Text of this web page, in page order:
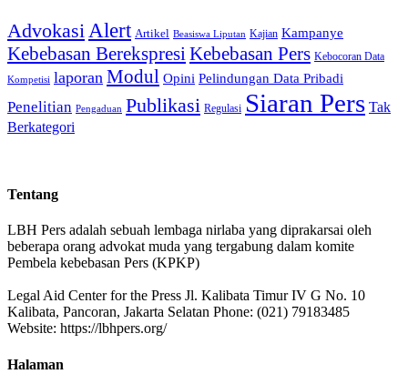
Advokasi Alert Artikel Beasiswa Liputan Kajian Kampanye
Kebebasan Berekspresi Kebebasan Pers Kebocoran Data
Kompetisi laporan Modul Opini Pelindungan Data Pribadi
Penelitian Pengaduan Publikasi Regulasi Siaran Pers Tak
Berkategori
Tentang
LBH Pers adalah sebuah lembaga nirlaba yang diprakarsai oleh
beberapa orang advokat muda yang tergabung dalam komite
Pembela kebebasan Pers (KPKP)
Legal Aid Center for the Press Jl. Kalibata Timur IV G No. 10
Kalibata, Pancoran, Jakarta Selatan Phone: (021) 79183485
Website: https://lbhpers.org/
Halaman